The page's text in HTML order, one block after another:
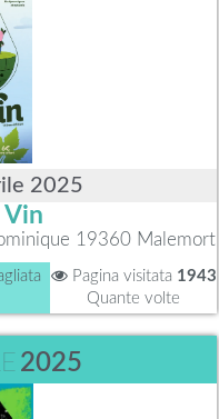
2025
Vin
19360 Malemort
Pagina visitata 1943
Quante volte
2025